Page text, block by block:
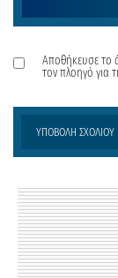
Αποθήκευσε το
τον πλοηγό για